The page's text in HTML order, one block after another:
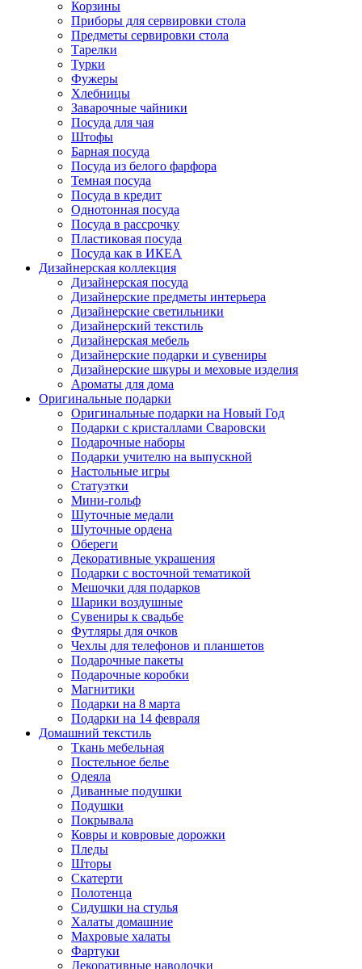
Корзины
Приборы для сервировки стола
Предметы сервировки стола
Тарелки
Турки
Фужеры
Хлебницы
Заварочные чайники
Посуда для чая
Штофы
Барная посуда
Посуда из белого фарфора
Темная посуда
Посуда в кредит
Однотонная посуда
Посуда в рассрочку
Пластиковая посуда
Посуда как в ИКЕА
Дизайнерская коллекция
Дизайнерская посуда
Дизайнерские предметы интерьера
Дизайнерские светильники
Дизайнерский текстиль
Дизайнерская мебель
Дизайнерские подарки и сувениры
Дизайнерские шкуры и меховые изделия
Ароматы для дома
Оригинальные подарки
Оригинальные подарки на Новый Год
Подарки с кристаллами Сваровски
Подарочные наборы
Подарки учителю на выпускной
Настольные игры
Статуэтки
Мини-гольф
Шуточные медали
Шуточные ордена
Обереги
Декоративные украшения
Подарки с восточной тематикой
Мешочки для подарков
Шарики воздушные
Сувениры к свадьбе
Футляры для очков
Чехлы для телефонов и планшетов
Подарочные пакеты
Подарочные коробки
Магнитики
Подарки на 8 марта
Подарки на 14 февраля
Домашний текстиль
Ткань мебельная
Постельное белье
Одеяла
Диванные подушки
Подушки
Покрывала
Ковры и ковровые дорожки
Пледы
Шторы
Скатерти
Полотенца
Сидушки на стулья
Халаты домашние
Махровые халаты
Фартуки
Декоративные наволочки